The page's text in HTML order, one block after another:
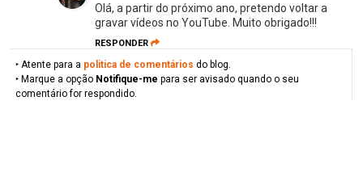
Olá, a partir do próximo ano, pretendo voltar a
gravar vídeos no YouTube. Muito obrigado!!!
RESPONDER
‣ Atente para a politica de comentários do blog.
‣ Marque a opção Notifique-me para ser avisado quando o seu
comentário for respondido.